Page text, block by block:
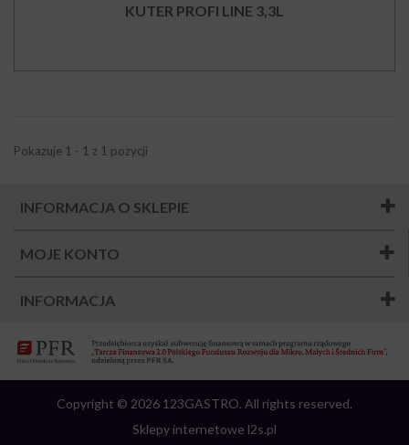
KUTER PROFI LINE 3,3L
Pokazuje 1 - 1 z 1 pozycji
INFORMACJA O SKLEPIE
MOJE KONTO
INFORMACJA
Copyright © 2026 123GASTRO. All rights reserved.
Sklepy internetowe l2s.pl